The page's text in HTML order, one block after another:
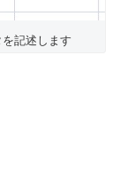
記述します